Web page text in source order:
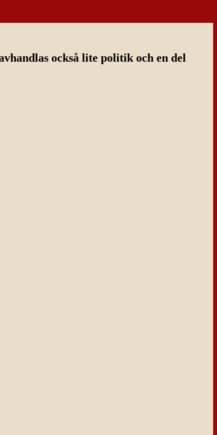
också lite politik och en del